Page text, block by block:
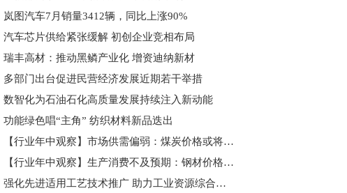
岚图汽车7月销量3412辆，同比上涨90%
汽车芯片供给紧张缓解 初创企业竞相布局
瑞丰高材：推动黑鳞产业化 增资迪纳新材
多部门出台促进民营经济发展近期若干举措
数智化为石油石化高质量发展持续注入新动能
功能绿色唱“主角” 纺织材料新品迭出
【行业年中观察】市场供需偏弱：煤炭价格或将震荡运行
【行业年中观察】生产消费不及预期：钢材价格将呈现震荡偏弱走势
强化先进适用工艺技术推广 助力工业资源综合利用行业快速发展